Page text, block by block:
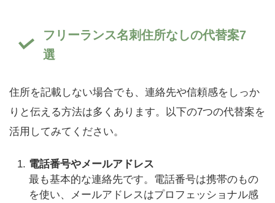
フリーランス名刺住所なしの代替案7
選
住所を記載しない場合でも、連絡先や信頼感をしっか
りと伝える方法は多くあります。以下の7つの代替案を
活用してみてください。
電話番号やメールアドレス
最も基本的な連絡先です。電話番号は携帯のもの
を使い、メールアドレスはプロフェッショナル感